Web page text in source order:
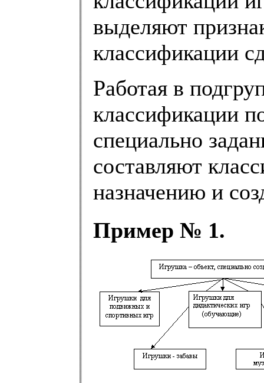
выделяют
классификации
Работая в
классификации
специально
составляют
назначению и
Пример № 1.